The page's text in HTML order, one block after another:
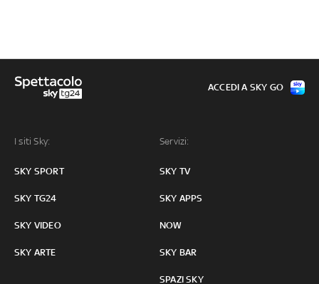
I siti Sky:
SKY SPORT
SKY TG24
SKY VIDEO
SKY ARTE
Servizi:
SKY TV
SKY APPS
NOW
SKY BAR
SPAZI SKY
ACCEDI A SKY GO